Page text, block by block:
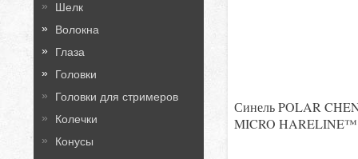
Шелк
Волокна
Глаза
Головки
Головки для стримеров
Колечки
Конусы
Синель POLAR
MICRO HARELINE™